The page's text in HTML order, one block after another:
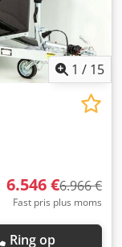
1 / 15
6.546 €6.966 €
Fast pris plus moms
Ring op